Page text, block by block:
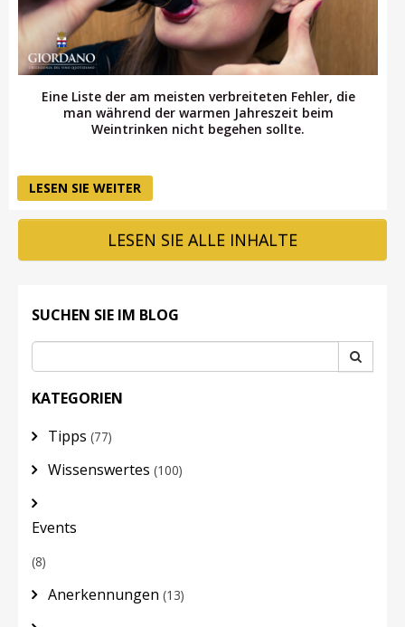
Eine Liste der am meisten verbreiteten Fehler, die
man während der warmen Jahreszeit beim
Weintrinken nicht begehen sollte.
LESEN SIE WEITER
LESEN SIE ALLE INHALTE
SUCHEN SIE IM BLOG
KATEGORIEN
Tipps (77)
Wissenswertes (100)
Events
(8)
Anerkennungen (13)